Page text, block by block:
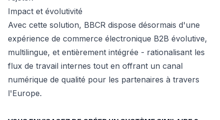
Impact et évolutivité
Avec cette solution, BBCR dispose désormais d'une
expérience de commerce électronique B2B évolutive,
multilingue, et entièrement intégrée - rationalisant les
flux de travail internes tout en offrant un canal
numérique de qualité pour les partenaires à travers
l'Europe.